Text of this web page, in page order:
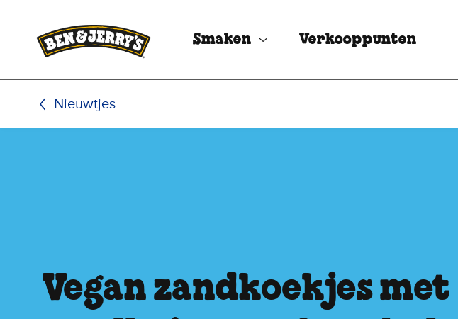
Smaken Verkooppunten
Nieuwtjes
Vegan zandkoekjes met